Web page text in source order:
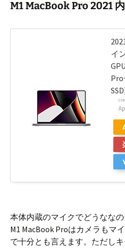
M1 MacBook Pro 2021
イ
Pro
本体内蔵のマイクでどうななの
M1 MacBook Proはカメラもマ
で十分とも言えます。ただし